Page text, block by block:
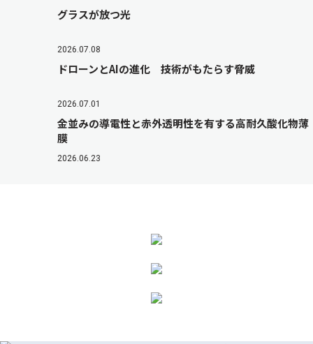
グラスが放つ光
2026.07.08
ドローンとAIの進化 技術がもたらす脅威
2026.07.01
金並みの導電性と赤外透明性を有する高耐久酸化物薄
膜
2026.06.23